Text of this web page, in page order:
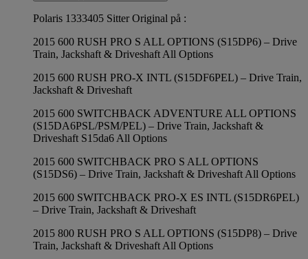
Polaris 1333405 Sitter Original på :
2015 600 RUSH PRO S ALL OPTIONS (S15DP6) – Drive
Train, Jackshaft & Driveshaft All Options
2015 600 RUSH PRO-X INTL (S15DF6PEL) – Drive Train,
Jackshaft & Driveshaft
2015 600 SWITCHBACK ADVENTURE ALL OPTIONS
(S15DA6PSL/PSM/PEL) – Drive Train, Jackshaft &
Driveshaft S15da6 All Options
2015 600 SWITCHBACK PRO S ALL OPTIONS
(S15DS6) – Drive Train, Jackshaft & Driveshaft All Options
2015 600 SWITCHBACK PRO-X ES INTL (S15DR6PEL)
– Drive Train, Jackshaft & Driveshaft
2015 800 RUSH PRO S ALL OPTIONS (S15DP8) – Drive
Train, Jackshaft & Driveshaft All Options